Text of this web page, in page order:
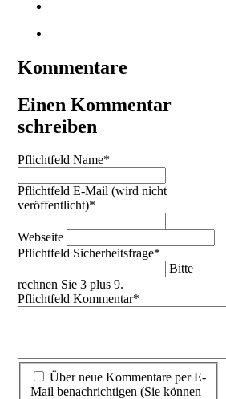
Kommentare
Einen Kommentar
schreiben
Pflichtfeld Name*
Pflichtfeld E-Mail (wird nicht
veröffentlicht)*
Webseite
Pflichtfeld Sicherheitsfrage*
Bitte
rechnen Sie 3 plus 9.
Pflichtfeld Kommentar*
Über neue Kommentare per E-
Mail benachrichtigen (Sie können